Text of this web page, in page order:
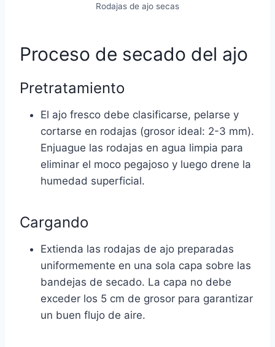
Rodajas de ajo secas
Proceso de secado del ajo
Pretratamiento
El ajo fresco debe clasificarse, pelarse y
cortarse en rodajas (grosor ideal: 2-3 mm).
Enjuague las rodajas en agua limpia para
eliminar el moco pegajoso y luego drene la
humedad superficial.
Cargando
Extienda las rodajas de ajo preparadas
uniformemente en una sola capa sobre las
bandejas de secado. La capa no debe
exceder los 5 cm de grosor para garantizar
un buen flujo de aire.